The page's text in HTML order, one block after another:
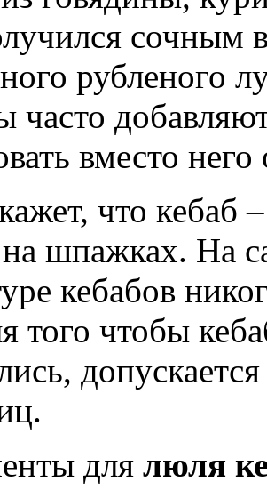
сочным
рубленого
часто
вместо
что кебаб
шпажках. На
кебабов
того чтобы
для люля